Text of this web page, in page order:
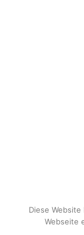
Diese
Webseite